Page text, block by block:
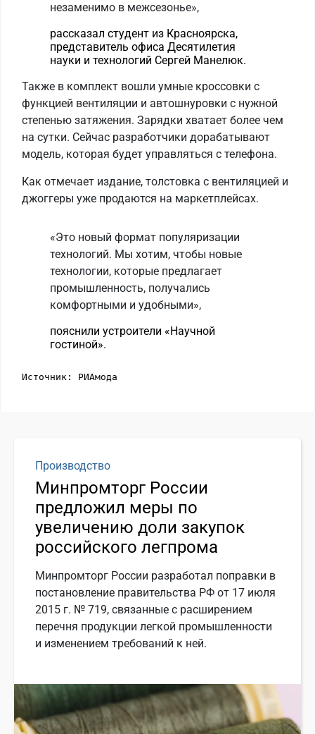
незаменимо в межсезонье»,
рассказал студент из Красноярска,
представитель офиса Десятилетия
науки и технологий Сергей Манелюк.
Также в комплект вошли умные кроссовки с
функцией вентиляции и автошнуровки с нужной
степенью затяжения. Зарядки хватает более чем
на сутки. Сейчас разработчики дорабатывают
модель, которая будет управляться с телефона.
Как отмечает издание, толстовка с вентиляцией и
джоггеры уже продаются на маркетплейсах.
«Это новый формат популяризации
технологий. Мы хотим, чтобы новые
технологии, которые предлагает
промышленность, получались
комфортными и удобными»,
пояснили устроители «Научной
гостиной».
Источник: РИАмода
Производство
Минпромторг России
предложил меры по
увеличению доли закупок
российского легпрома
Минпромторг России разработал поправки в
постановление правительства РФ от 17 июля
2015 г. № 719, связанные с расширением
перечня продукции легкой промышленности
и изменением требований к ней.